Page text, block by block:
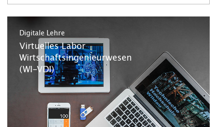
Digitale Lehre
Virtuelles Labor
Wirtschaftsingenieurwesen
(WI-VDI)